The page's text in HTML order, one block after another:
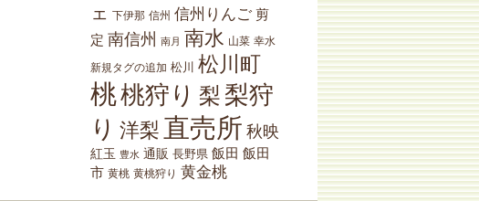
ェ 下伊那 信州 信州りんご 剪
定 南信州 南月 南水 山菜 幸水
新規タグの追加 松川 松川町
桃桃狩り 梨 梨狩
り 洋梨 直売所 秋映
紅玉 豊水 通販 長野県 飯田 飯田
市 黄桃 黄桃狩り 黄金桃